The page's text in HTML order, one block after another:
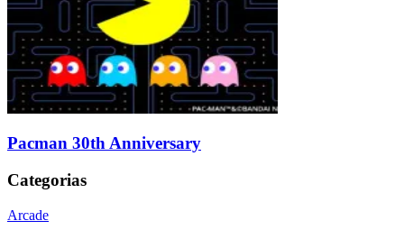
Pacman 30th Anniversary
Categorias
Arcade